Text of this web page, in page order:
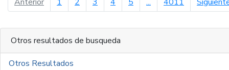
Otros resultados de busqueda
Otros Resultados